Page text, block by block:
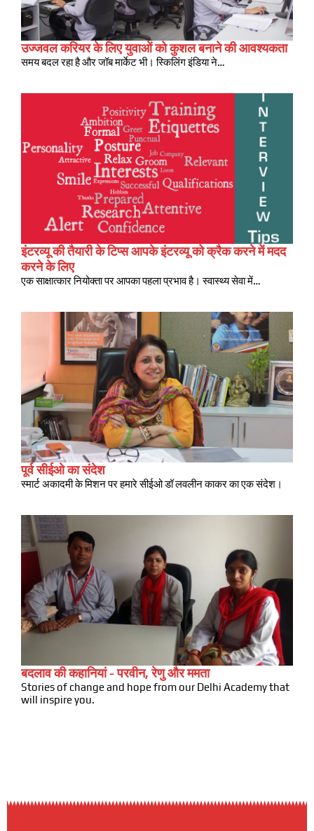
उज्जवल करियर के लिए युवाओं को कुशल बनाने की आवश्यकता
समय बदल रहा है और जॉब मार्केट भी। स्किलिंग इंडिया ने…
इंटरव्यू की तैयारी के टिप्स आपके इंटरव्यू को क्रैक करने में मदद
करने के लिए
एक साक्षात्कार नियोक्ता पर आपका पहला प्रभाव है। स्वास्थ्य सेवा में…
पूर्व सीईओ का संदेश
स्मार्ट अकादमी के मिशन पर हमारे सीईओ डॉ लवलीन काकर का एक संदेश।
बदलाव की कहानियां - परवीन, रेणु और ममता
Stories of change and hope from our Delhi Academy that
will inspire you.